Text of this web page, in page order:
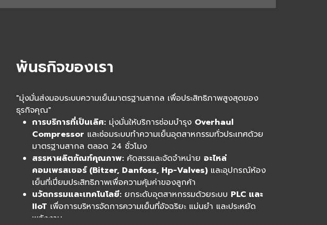
พันธกิจของเรา
"มุ่งมั่นส่งมอบระบบความเย็นมาตรฐานสากล เพื่อประสิทธิภาพสูงสุดของ
ธุรกิจคุณ"
การบริการที่เป็นเลิศ: มุ่งมั่นให้บริการซ่อมบำรุง Overhaul
Compressor และซ่อมระบบทำความเย็นอุตสาหกรรมทั่วประเทศด้วย
มาตรฐานสากล ตลอด 24 ชั่วโมง
สรรหาผลิตภัณฑ์คุณภาพ: คัดสรรและจัดจำหน่าย อะไหล่
คอมเพรสเซอร์ (Bitzer, Danfoss, Hp-Valves) และอุปกรณ์ห้อง
เย็นที่เปี่ยมประสิทธิภาพเพื่อความคุ้มค่าของลูกค้า
นวัตกรรมและเทคโนโลยี: ยกระดับอุตสาหกรรมด้วยระบบ PLC และ
IIoT เพื่อการบริหารจัดการความเย็นที่อัจฉริยะ แม่นยำ และประหยัด
พลังงาน